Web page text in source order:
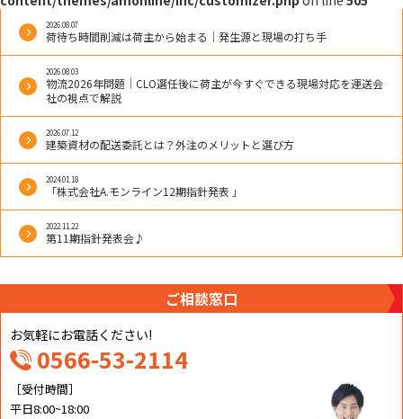
2026.08.07
荷待ち時間削減は荷主から始まる｜発生源と現場の打ち手
2026.08.03
物流2026年問題｜CLO選任後に荷主が今すぐできる現場対応を運送会
社の視点で解説
2026.07.12
建築資材の配送委託とは？外注のメリットと選び方
2024.01.18
「株式会社A.モンライン12期指針発表 」
2022.11.22
第11期指針発表会♪
ご相談窓口
お気軽にお電話ください!
0566-53-2114
［受付時間］
平日8:00~18:00